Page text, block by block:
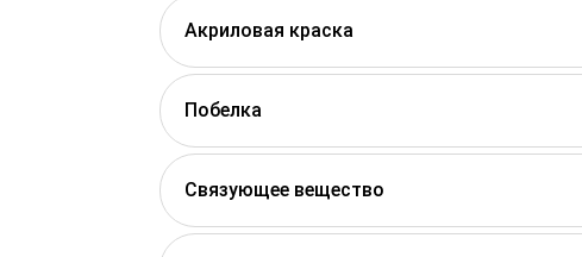
Акриловая краска
Побелка
Связующее вещество